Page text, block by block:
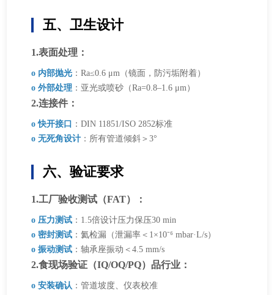
五、卫生设计
1.表面处理：
o 内部抛光 ：Ra≤0.6 μm（镜面，防污垢附着）
o 外部处理 ：亚光或喷砂（Ra=0.8–1.6 μm）
2.连接件：
o 快开接口 ：DIN 11851/ISO 2852标准
o 无死角设计 ：所有管道倾斜＞3°
六、验证要求
1.工厂验收测试（FAT）：
o 压力测试 ：1.5倍设计压力保压30 min
o 密封测试 ：氦检漏（泄漏率＜1×10⁻⁶ mbar·L/s）
o 振动测试 ：轴承座振动＜4.5 mm/s
2.食现场验证（IQ/OQ/PQ）品行业：
o 安装确认 ：管道坡度、仪表校准